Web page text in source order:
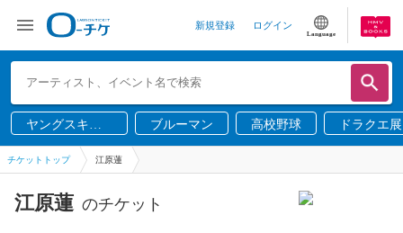
新規登録 ログイン
Language
ヤングスキニ
ー
ブルーマン 高校野球 ドラクエ展
チケットトップ 江原蓮
江原蓮 のチケット